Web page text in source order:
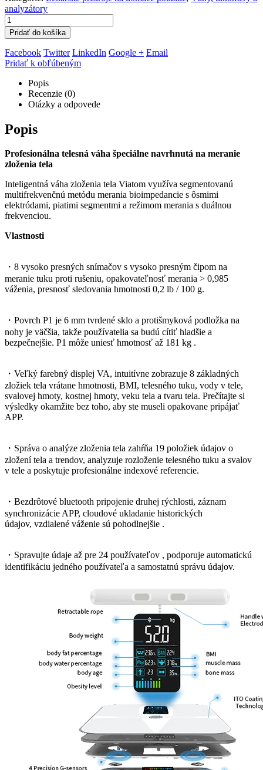
analyzátory
Pridať do košíka
Facebook Twitter LinkedIn Google + Email
Pridať k obľúbeným
Popis
Recenzie (0)
Otázky a odpovede
Popis
Profesionálna telesná váha špeciálne navrhnutá na meranie
zloženia tela
Inteligentná váha zloženia tela Viatom využíva segmentovanú
multifrekvenčnú metódu merania bioimpedancie s ôsmimi
elektródami, piatimi segmentmi a režimom merania s duálnou
frekvenciou.
Vlastnosti
・8 vysoko presných snímačov s vysoko presným čipom na
meranie tuku proti rušeniu, opakovateľnosť merania > 0,985
váženia, presnosť sledovania hmotnosti 0,2 lb / 100 g.
・Povrch P1 je 6 mm tvrdené sklo a protišmyková podložka na
nohy je väčšia, takže používatelia sa budú cítiť hladšie a
bezpečnejšie. P1 môže uniesť hmotnosť až 181 kg .
・Veľký farebný displej VA, intuitívne zobrazuje 8 základných
zložiek tela vrátane hmotnosti, BMI, telesného tuku, vody v tele,
svalovej hmoty, kostnej hmoty, veku tela a tvaru tela. Prečítajte si
výsledky okamžite bez toho, aby ste museli opakovane pripájať
APP.
・Správa o analýze zloženia tela zahŕňa 19 položiek údajov o
zložení tela a trendov, analyzuje rozloženie telesného tuku a svalov
v tele a poskytuje profesionálne indexové referencie.
・Bezdrôtové bluetooth pripojenie druhej rýchlosti, záznam
synchronizácie APP, cloudové ukladanie historických
údajov, vzdialené váženie sú pohodlnejšie .
・Spravujte údaje až pre 24 používateľov , podporuje automatickú
identifikáciu jedného používateľa a samostatnú správu údajov.